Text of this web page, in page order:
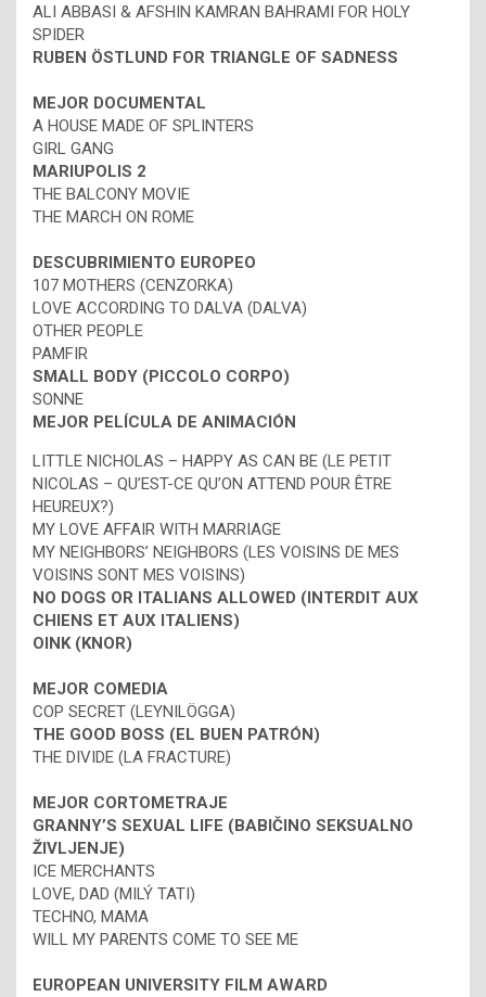
ALI ABBASI & AFSHIN KAMRAN BAHRAMI FOR HOLY
SPIDER
RUBEN ÖSTLUND FOR TRIANGLE OF SADNESS
MEJOR DOCUMENTAL
A HOUSE MADE OF SPLINTERS
GIRL GANG
MARIUPOLIS 2
THE BALCONY MOVIE
THE MARCH ON ROME
DESCUBRIMIENTO EUROPEO
107 MOTHERS (CENZORKA)
LOVE ACCORDING TO DALVA (DALVA)
OTHER PEOPLE
PAMFIR
SMALL BODY (PICCOLO CORPO)
SONNE
MEJOR PELÍCULA DE ANIMACIÓN
LITTLE NICHOLAS – HAPPY AS CAN BE (LE PETIT
NICOLAS – QU’EST-CE QU’ON ATTEND POUR ÊTRE
HEUREUX?)
MY LOVE AFFAIR WITH MARRIAGE
MY NEIGHBORS’ NEIGHBORS (LES VOISINS DE MES
VOISINS SONT MES VOISINS)
NO DOGS OR ITALIANS ALLOWED (INTERDIT AUX
CHIENS ET AUX ITALIENS)
OINK (KNOR)
MEJOR COMEDIA
COP SECRET (LEYNILÖGGA)
THE GOOD BOSS (EL BUEN PATRÓN)
THE DIVIDE (LA FRACTURE)
MEJOR CORTOMETRAJE
GRANNY’S SEXUAL LIFE (BABIČINO SEKSUALNO
ŽIVLJENJE)
ICE MERCHANTS
LOVE, DAD (MILÝ TATI)
TECHNO, MAMA
WILL MY PARENTS COME TO SEE ME
EUROPEAN UNIVERSITY FILM AWARD